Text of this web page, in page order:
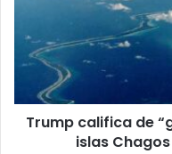
cesión
islas
Chagos
Trump califica de
islas